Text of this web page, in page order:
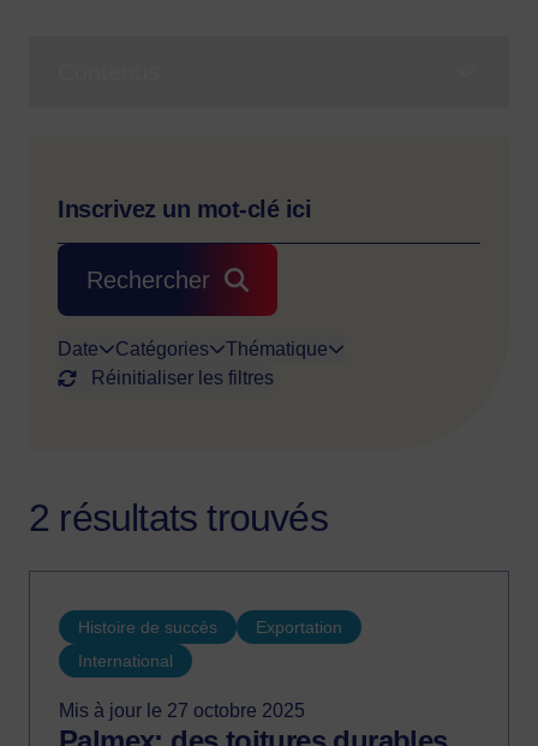
Rechercher
Date Catégories
Thématique
Réinitialiser les filtres
2 résultats trouvés
Histoire de succès
Exportation
International
Mis à jour le 27 octobre 2025